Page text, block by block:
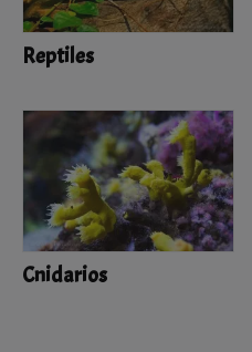
Reptiles
Cnidarios